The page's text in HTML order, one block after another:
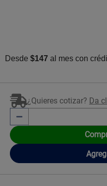
Desde $147 al mes con
¿Quieres cotizar? Da